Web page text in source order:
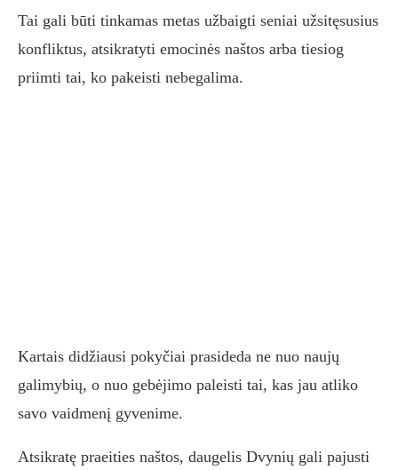
Tai gali būti tinkamas metas užbaigti seniai užsitęsusius
konfliktus, atsikratyti emocinės naštos arba tiesiog
priimti tai, ko pakeisti nebegalima.
Kartais didžiausi pokyčiai prasideda ne nuo naujų
galimybių, o nuo gebėjimo paleisti tai, kas jau atliko
savo vaidmenį gyvenime.
Atsikratę praeities naštos, daugelis Dvynių gali pajusti